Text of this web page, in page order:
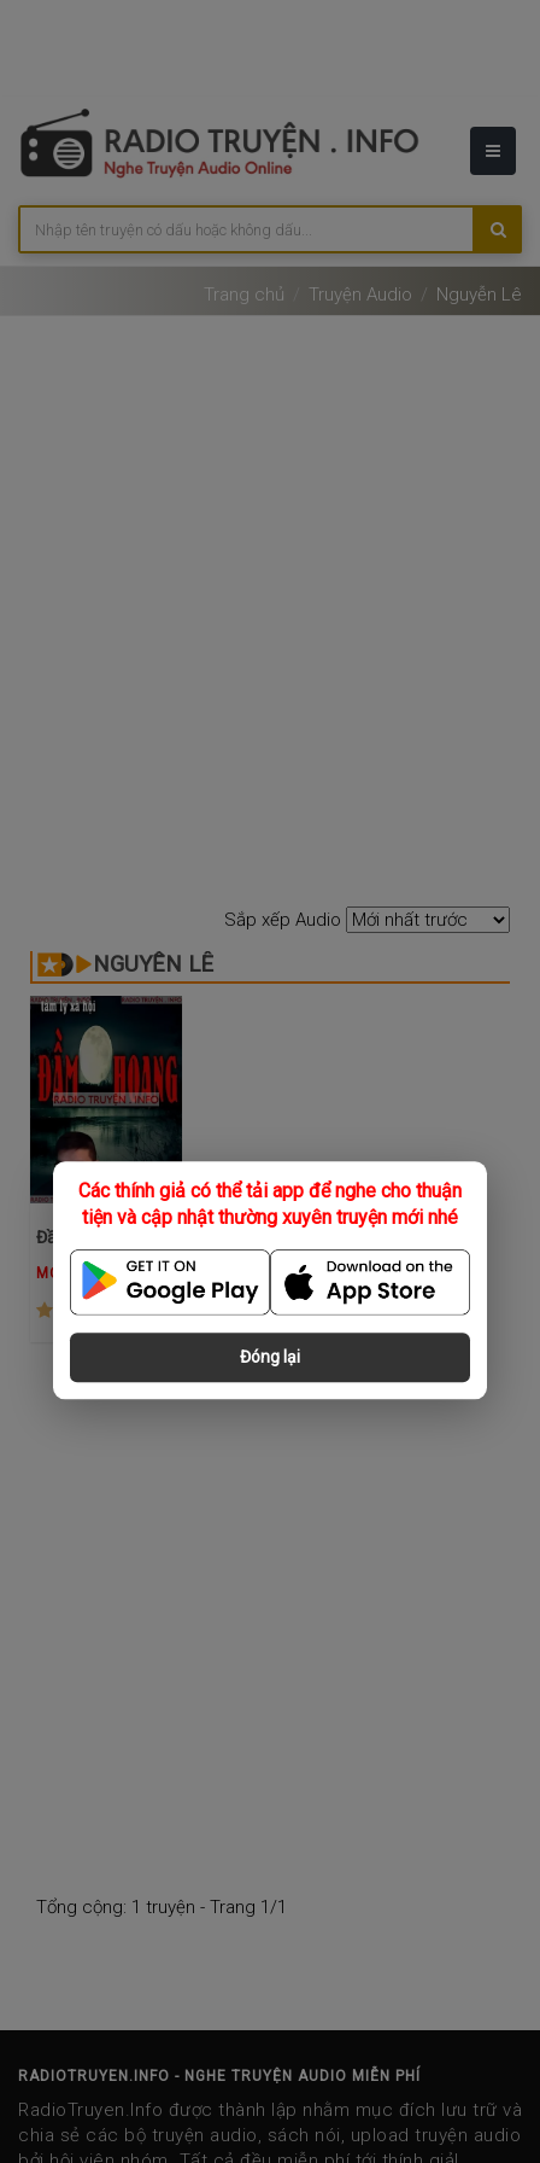
Các thính giả có thể tải app để nghe cho thuận
tiện và cập nhật thường xuyên truyện mới nhé
Đóng lại
Trang chủ Truyện Audio Nguyễn Lê
Sắp xếp Audio
NGUYỄN LÊ
Đầm Hoang
MC Đình Duy
Tổng cộng: 1 truyện - Trang 1/1
RADIOTRUYEN.INFO - NGHE TRUYỆN AUDIO MIỄN PHÍ
RadioTruyen.Info được thành lập nhằm mục đích lưu trữ và
chia sẻ các bộ truyện audio, sách nói, upload truyện audio